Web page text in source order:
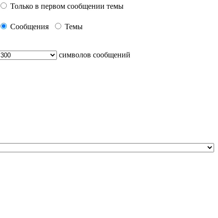
Только в первом сообщении темы
Сообщения Темы
символов сообщений